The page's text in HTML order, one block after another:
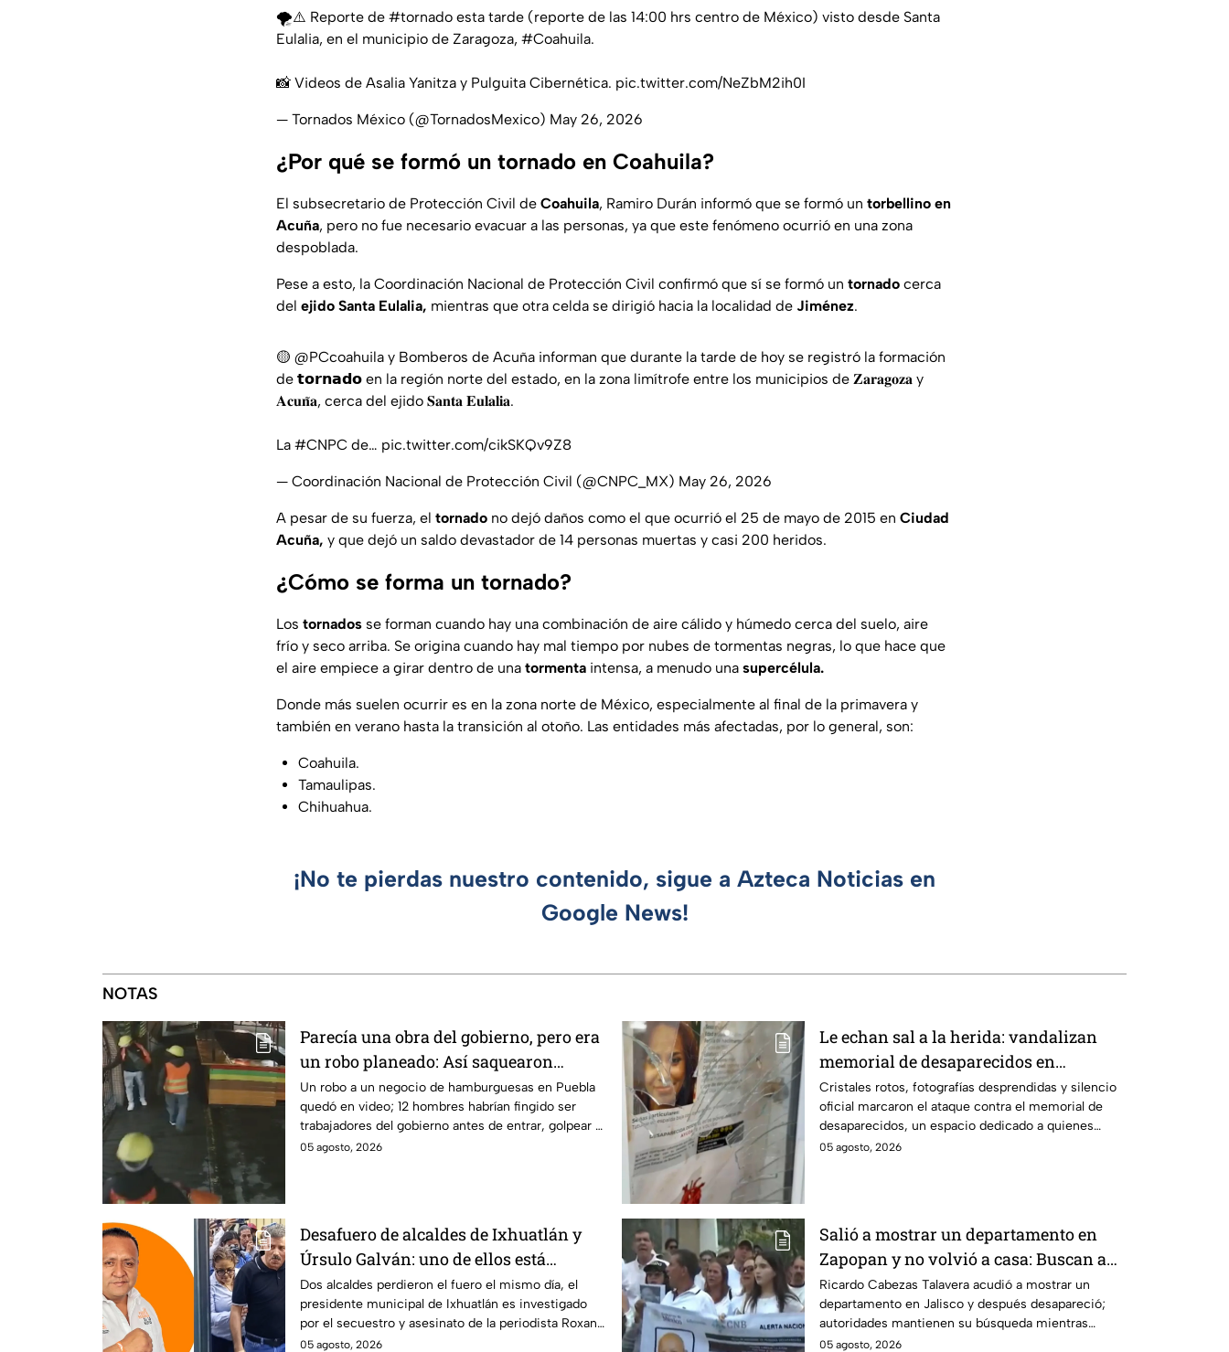
🌪⚠️ Reporte de #tornado esta tarde (reporte de las 14:00 hrs centro de México) visto desde Santa
Eulalia, en el municipio de Zaragoza, #Coahuila.
📸 Videos de Asalia Yanitza y Pulguita Cibernética. pic.twitter.com/NeZbM2ih0I
— Tornados México (@TornadosMexico) May 26, 2026
¿Por qué se formó un tornado en Coahuila?
El subsecretario de Protección Civil de Coahuila, Ramiro Durán informó que se formó un torbellino en
Acuña, pero no fue necesario evacuar a las personas, ya que este fenómeno ocurrió en una zona
despoblada.
Pese a esto, la Coordinación Nacional de Protección Civil confirmó que sí se formó un tornado cerca
del ejido Santa Eulalia, mientras que otra celda se dirigió hacia la localidad de Jiménez.
🟡 @PCcoahuila y Bomberos de Acuña informan que durante la tarde de hoy se registró la formación
de 𝘁𝗼𝗿𝗻𝗮𝗱𝗼 en la región norte del estado, en la zona limítrofe entre los municipios de 𝐙𝐚𝐫𝐚𝐠𝐨𝐳𝐚 y
𝐀𝐜𝐮𝐧̃𝐚, cerca del ejido 𝐒𝐚𝐧𝐭𝐚 𝐄𝐮𝐥𝐚𝐥𝐢𝐚.
La #CNPC de… pic.twitter.com/cikSKQv9Z8
— Coordinación Nacional de Protección Civil (@CNPC_MX) May 26, 2026
A pesar de su fuerza, el tornado no dejó daños como el que ocurrió el 25 de mayo de 2015 en Ciudad
Acuña, y que dejó un saldo devastador de 14 personas muertas y casi 200 heridos.
¿Cómo se forma un tornado?
Los tornados se forman cuando hay una combinación de aire cálido y húmedo cerca del suelo, aire
frío y seco arriba. Se origina cuando hay mal tiempo por nubes de tormentas negras, lo que hace que
el aire empiece a girar dentro de una tormenta intensa, a menudo una supercélula.
Donde más suelen ocurrir es en la zona norte de México, especialmente al final de la primavera y
también en verano hasta la transición al otoño. Las entidades más afectadas, por lo general, son:
Coahuila.
Tamaulipas.
Chihuahua.
¡No te pierdas nuestro contenido, sigue a Azteca Noticias en
Google News!
NOTAS
Parecía una obra del gobierno, pero era
un robo planeado: Así saquearon
negocio de hamburguesas en Puebla
Un robo a un negocio de hamburguesas en Puebla
quedó en video; 12 hombres habrían fingido ser
trabajadores del gobierno antes de entrar, golpear al
dueño y saquearlo.
05 agosto, 2026
Le echan sal a la herida: vandalizan
memorial de desaparecidos en
Veracruz en medio de crisis
Cristales rotos, fotografías desprendidas y silencio
oficial marcaron el ataque contra el memorial de
desaparecidos, un espacio dedicado a quienes
siguen sin ser localizados.
05 agosto, 2026
Desafuero de alcaldes de Ixhuatlán y
Úrsulo Galván: uno de ellos está
implicado en el asesinato de la
periodista Roxana Guzmán
Dos alcaldes perdieron el fuero el mismo día, el
presidente municipal de Ixhuatlán es investigado
por el secuestro y asesinato de la periodista Roxana
Guzmán en Veracruz.
05 agosto, 2026
Salió a mostrar un departamento en
Zapopan y no volvió a casa: Buscan a
Ricardo Cabezas Talavera en Jalisco
Ricardo Cabezas Talavera acudió a mostrar un
departamento en Jalisco y después desapareció;
autoridades mantienen su búsqueda mientras
colegas refuerzan su seguridad.
05 agosto, 2026